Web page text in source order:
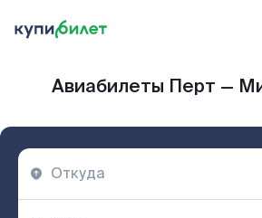
Авиабилеты Перт —